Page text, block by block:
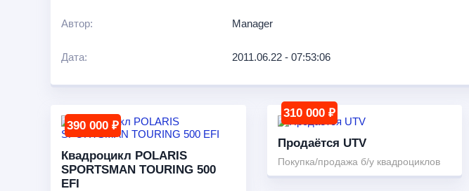
Автор: Manager
Дата: 2011.06.22 - 07:53:06
390 000 ₽
Квадроцикл POLARIS
SPORTSMAN TOURING 500
EFI
310 000 ₽
Продаётся UTV
Покупка/продажа б/у квадроциклов